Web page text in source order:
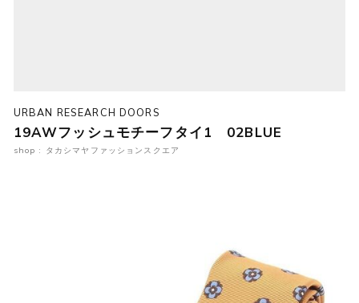
URBAN RESEARCH DOORS
19AWフッシュモチーフタイ1 02BLUE
shop : タカシマヤファッションスクエア